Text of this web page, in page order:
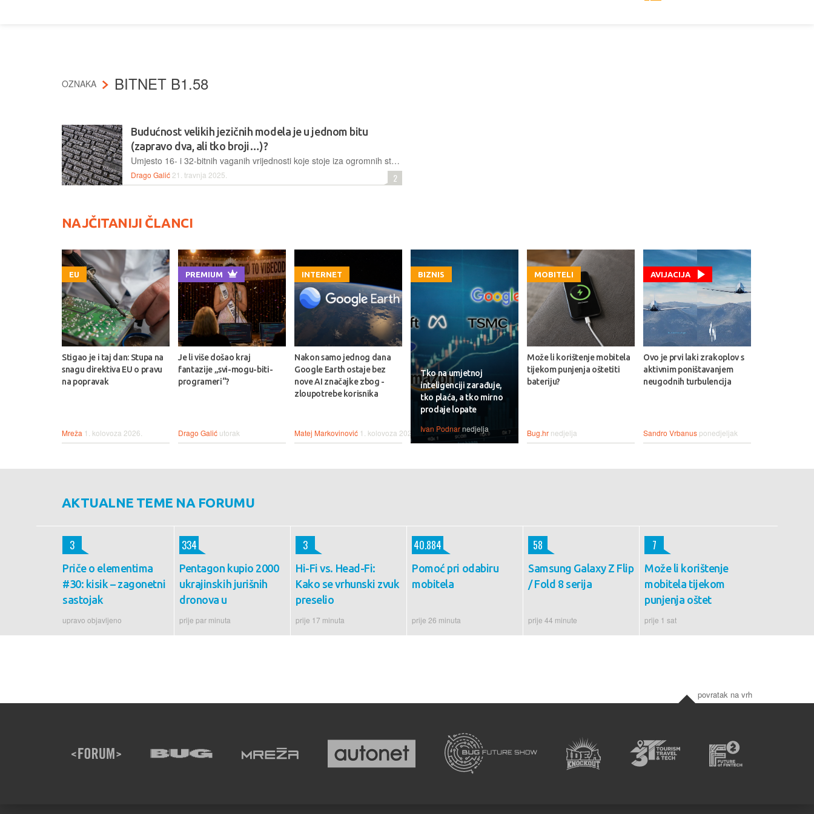
OZNAKA BITNET B1.58
Budućnost velikih jezičnih modela je u jednom bitu
(zapravo dva, ali tko broji…)?
Umjesto 16- i 32-bitnih vaganih vrijednosti koje stoje iza ogromnih statističkih repozitorija današnjih velikih jezičnih modela, budućnost je (možda) u samo tri vagane vrijednosti koje se usprkos jednobitnom imenu, mogu svesti na dvobitnu reprezentaciju -1, 0 i 1
Drago Galić 21. travnja 2025. 2
NAJČITANIJI ČLANCI
EU
Stigao je i taj dan: Stupa na
snagu direktiva EU o pravu
na popravak
Mreža 1. kolovoza 2026.
PREMIUM
Je li više došao kraj
fantazije „svi-mogu-biti-
programeri“?
Drago Galić utorak
INTERNET
Nakon samo jednog dana
Google Earth ostaje bez
nove AI značajke zbog -
zloupotrebe korisnika
Matej Markovinović 1. kolovoza 2026.
BIZNIS
Tko na umjetnoj
inteligenciji zarađuje,
tko plaća, a tko mirno
prodaje lopate
Ivan Podnarnedjelja
MOBITELI
Može li korištenje mobitela
tijekom punjenja oštetiti
bateriju?
Bug.hr nedjelja
AVIJACIJA
Ovo je prvi laki zrakoplov s
aktivnim poništavanjem
neugodnih turbulencija
Sandro Vrbanus ponedjeljak
AKTUALNE TEME NA FORUMU
Priče o elementima
#30: kisik – zagonetni
sastojak
upravo objavljeno
3
Pentagon kupio 2000
ukrajinskih jurišnih
dronova u
prije par minuta
334
Hi-Fi vs. Head-Fi:
Kako se vrhunski zvuk
preselio
prije 17 minuta
3
Pomoć pri odabiru
mobitela
prije 26 minuta
40.884
Samsung Galaxy Z Flip
/ Fold 8 serija
prije 44 minute
58
Može li korištenje
mobitela tijekom
punjenja oštet
prije 1 sat
7
povratak na vrh